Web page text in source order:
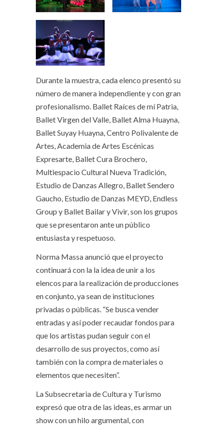
Durante la muestra, cada elenco presentó su
número de manera independiente y con gran
profesionalismo. Ballet Raíces de mí Patria,
Ballet Virgen del Valle, Ballet Alma Huayna,
Ballet Suyay Huayna, Centro Polivalente de
Artes, Academia de Artes Escénicas
Expresarte, Ballet Cura Brochero,
Multiespacio Cultural Nueva Tradición,
Estudio de Danzas Allegro, Ballet Sendero
Gaucho, Estudio de Danzas MEYD, Endless
Group y Ballet Bailar y Vivir, son los grupos
que se presentaron ante un público
entusiasta y respetuoso.
Norma Massa anunció que el proyecto
continuará con la la idea de unir a los
elencos para la realización de producciones
en conjunto, ya sean de instituciones
privadas o públicas. “Se busca vender
entradas y así poder recaudar fondos para
que los artistas pudan seguir con el
desarrollo de sus proyectos, como así
también con la compra de materiales o
elementos que necesiten”.
La Subsecretaria de Cultura y Turismo
expresó que otra de las ideas, es armar un
show con un hilo argumental, con